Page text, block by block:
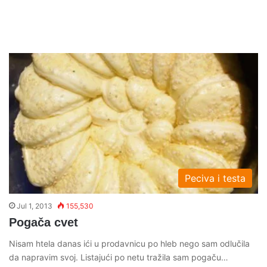
Peciva i testa
Jul 1, 2013 155,530
Pogača cvet
Nisam htela danas ići u prodavnicu po hleb nego sam odlučila
da napravim svoj. Listajući po netu tražila sam pogaču…